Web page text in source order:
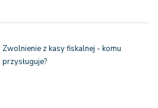
Zwolnienie z kasy fiskalnej - komu
przysługuje?